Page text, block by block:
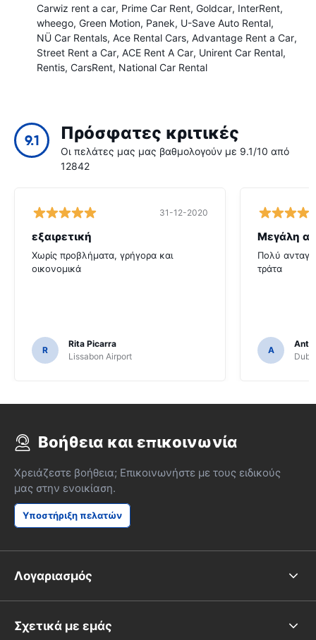
Carwiz rent a car Prime Car Rent Goldcar InterRent
wheego Green Motion Panek U-Save Auto Rental
NÜ Car Rentals Ace Rental Cars Advantage Rent a Car
Street Rent a Car ACE Rent A Car Unirent Car Rental
Rentis CarsRent National Car Rental
9.1 Πρόσφατες κριτικές
Οι πελάτες μας μας βαθμολογούν με 9.1/10 από
12842
31-12-2020
εξαιρετική
Χωρίς προβλήματα, γρήγορα και
οικονομικά
R
Rita Picarra
Lissabon Airport
Μεγάλη
Πολύ
τράτα
A
Βοήθεια και επικοινωνία
Χρειάζεστε βοήθεια; Επικοινωνήστε με τους ειδικούς
μας στην ενοικίαση.
Υποστήριξη πελατών
Λογαριασμός
Σχετικά με εμάς